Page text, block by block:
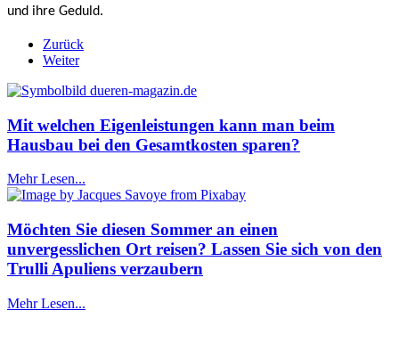
und ihre Geduld.
Zurück
Weiter
Mit welchen Eigenleistungen kann man beim
Hausbau bei den Gesamtkosten sparen?
Mehr Lesen...
Möchten Sie diesen Sommer an einen
unvergesslichen Ort reisen? Lassen Sie sich von den
Trulli Apuliens verzaubern
Mehr Lesen...